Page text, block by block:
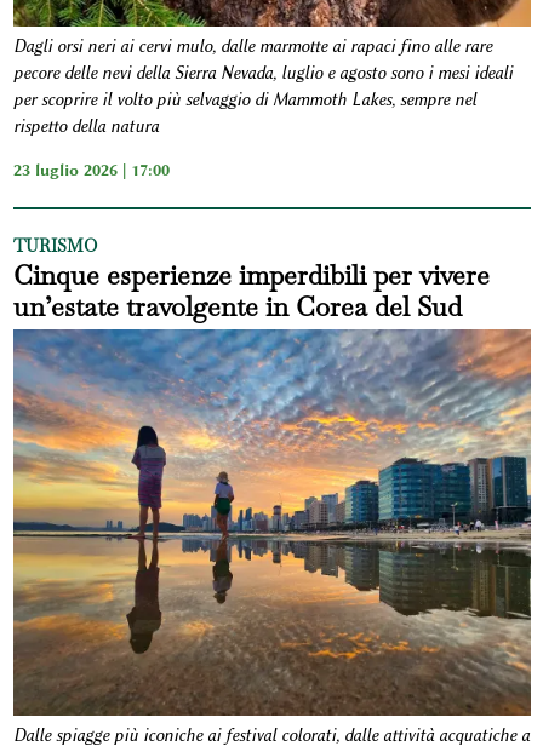
Dagli orsi neri ai cervi mulo, dalle marmotte ai rapaci fino alle rare
pecore delle nevi della Sierra Nevada, luglio e agosto sono i mesi ideali
per scoprire il volto più selvaggio di Mammoth Lakes, sempre nel
rispetto della natura
23 luglio 2026 | 17:00
TURISMO
Cinque esperienze imperdibili per vivere
un’estate travolgente in Corea del Sud
Dalle spiagge più iconiche ai festival colorati, dalle attività acquatiche a